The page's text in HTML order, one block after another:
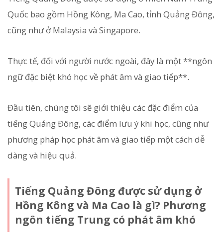
Quốc bao gồm Hồng Kông, Ma Cao, tỉnh Quảng Đông,
cũng như ở Malaysia và Singapore.
Thực tế, đối với người nước ngoài, đây là một **ngôn
ngữ đặc biệt khó học về phát âm và giao tiếp**.
Đầu tiên, chúng tôi sẽ giới thiệu các đặc điểm của
tiếng Quảng Đông, các điểm lưu ý khi học, cũng như
phương pháp học phát âm và giao tiếp một cách dễ
dàng và hiệu quả.
Tiếng Quảng Đông được sử dụng ở
Hồng Kông và Ma Cao là gì? Phương
ngôn tiếng Trung có phát âm khó